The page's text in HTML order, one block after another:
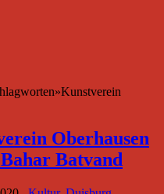
»Kunstverein
Oberhausen
Batvand